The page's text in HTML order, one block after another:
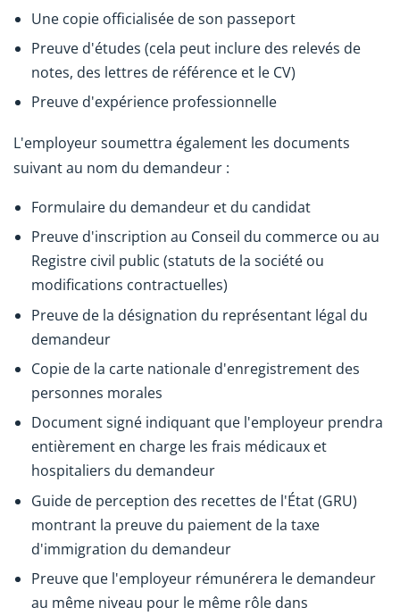
Une copie officialisée de son passeport
Preuve d'études (cela peut inclure des relevés de
notes, des lettres de référence et le CV)
Preuve d'expérience professionnelle
L'employeur soumettra également les documents
suivant au nom du demandeur :
Formulaire du demandeur et du candidat
Preuve d'inscription au Conseil du commerce ou au
Registre civil public (statuts de la société ou
modifications contractuelles)
Preuve de la désignation du représentant légal du
demandeur
Copie de la carte nationale d'enregistrement des
personnes morales
Document signé indiquant que l'employeur prendra
entièrement en charge les frais médicaux et
hospitaliers du demandeur
Guide de perception des recettes de l'État (GRU)
montrant la preuve du paiement de la taxe
d'immigration du demandeur
Preuve que l'employeur rémunérera le demandeur
au même niveau pour le même rôle dans